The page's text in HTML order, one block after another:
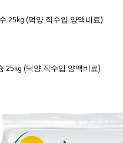
25kg (덕양 직수입 양액비료)
25kg (덕양 직수입 양액비료)